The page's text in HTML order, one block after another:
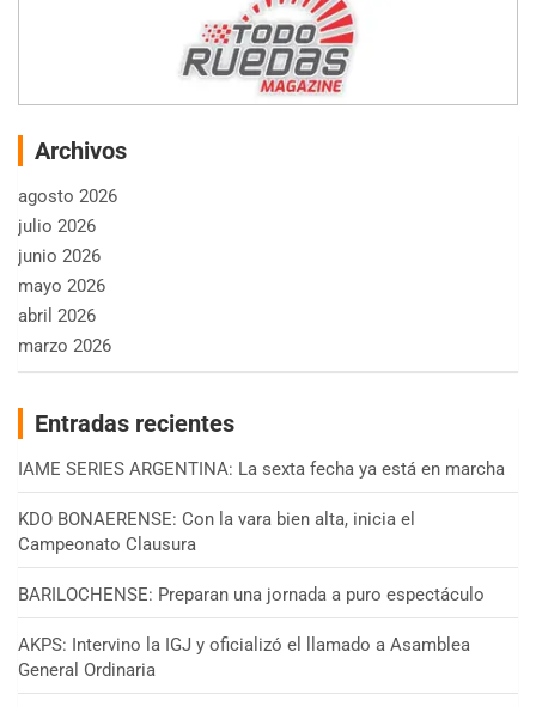
Archivos
agosto 2026
julio 2026
junio 2026
mayo 2026
abril 2026
marzo 2026
Entradas recientes
IAME SERIES ARGENTINA: La sexta fecha ya está en marcha
KDO BONAERENSE: Con la vara bien alta, inicia el
Campeonato Clausura
BARILOCHENSE: Preparan una jornada a puro espectáculo
AKPS: Intervino la IGJ y oficializó el llamado a Asamblea
General Ordinaria